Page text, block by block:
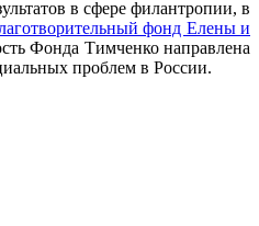
в сфере филантропии, в
фонд Елены и
Фонда Тимченко направлена
проблем в России.